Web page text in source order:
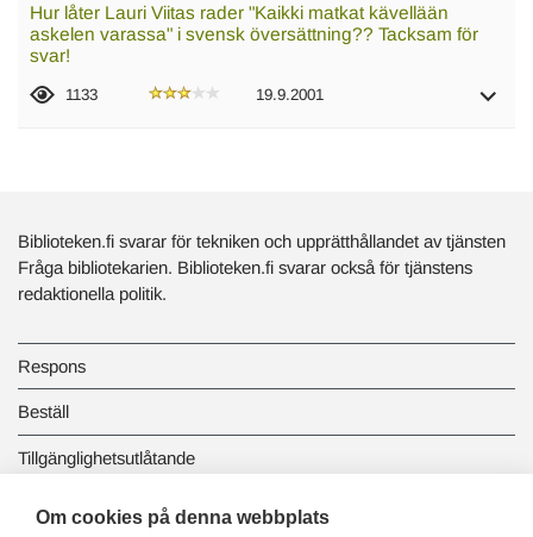
Hur låter Lauri Viitas rader "Kaikki matkat kävellään
askelen varassa" i svensk översättning?? Tacksam för
svar!
1133 19.9.2001
Biblioteken.fi svarar för tekniken och upprätthållandet av tjänsten
Fråga bibliotekarien. Biblioteken.fi svarar också för tjänstens
redaktionella politik.
Respons
Beställ
Tillgänglighetsutlåtande
Dataskydd och registerbeskrivningar
Om cookies på denna webbplats